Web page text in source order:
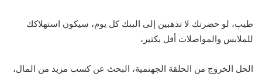
طيب، لو حضرتك لا تذهبين إلى البنك كل يوم، سيكون استهلاكك
للملابس والمواصلات أقل بكثير،
الحل الخروج من الحلقة الجهنمية، البحث عن كسب مزيد من المال،